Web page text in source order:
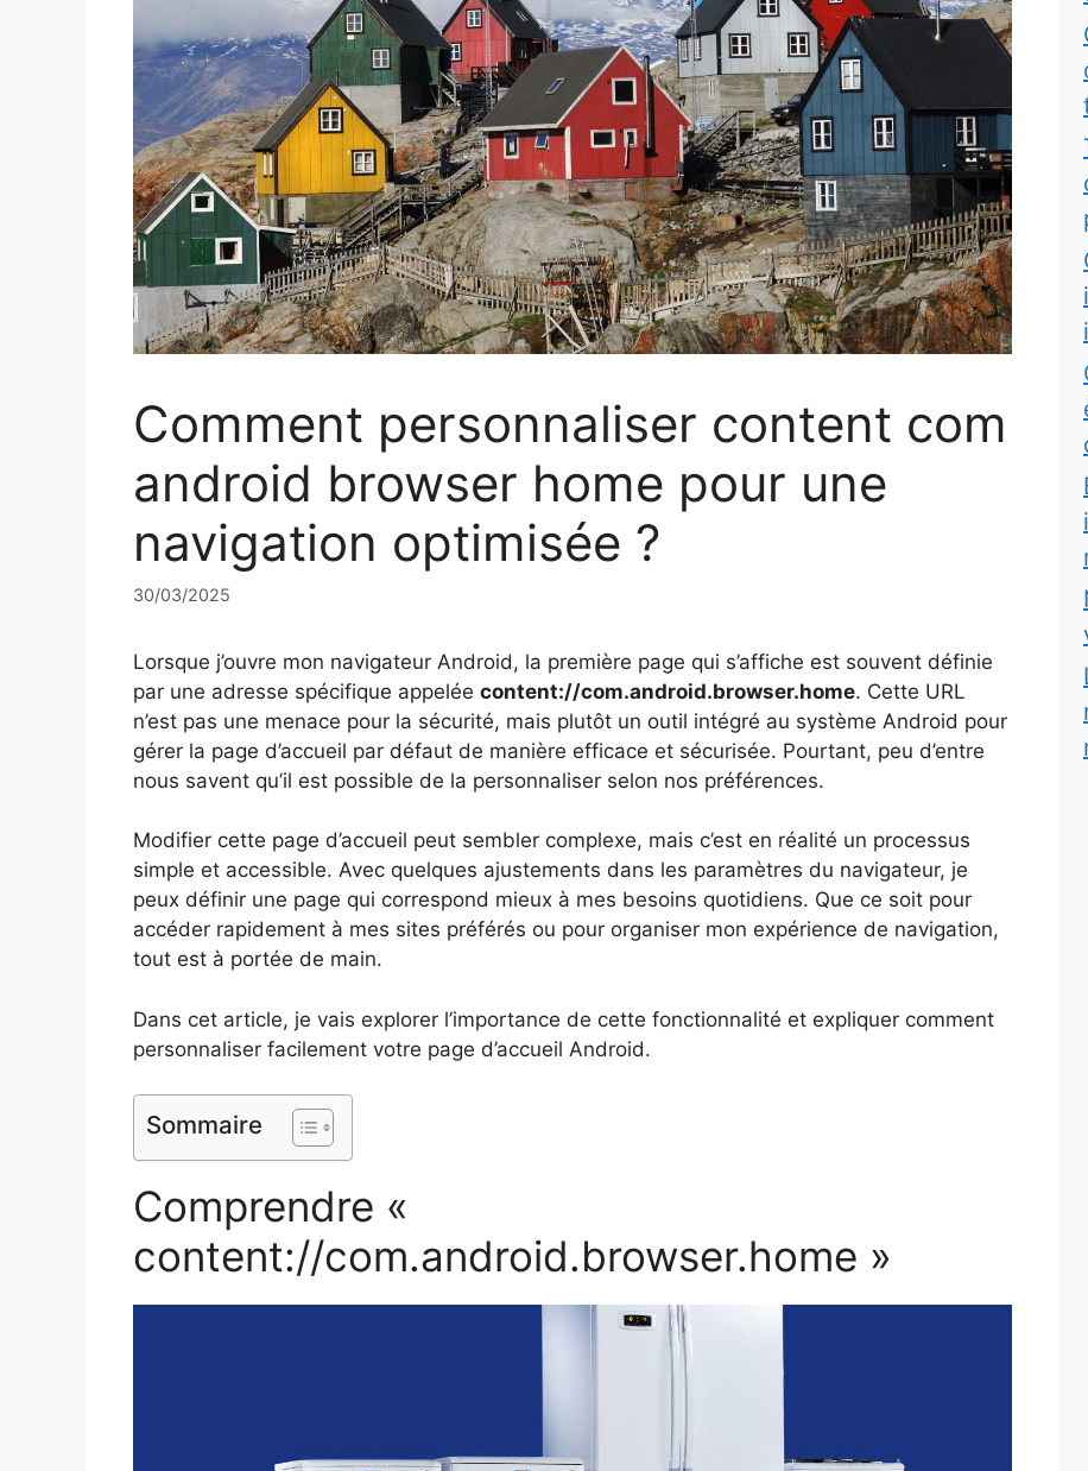
Comment personnaliser content com
android browser home pour une
navigation optimisée ?
30/03/2025
Lorsque j’ouvre mon navigateur Android, la première page qui s’affiche est souvent définie
par une adresse spécifique appelée content://com.android.browser.home. Cette URL
n’est pas une menace pour la sécurité, mais plutôt un outil intégré au système Android pour
gérer la page d’accueil par défaut de manière efficace et sécurisée. Pourtant, peu d’entre
nous savent qu’il est possible de la personnaliser selon nos préférences.
Modifier cette page d’accueil peut sembler complexe, mais c’est en réalité un processus
simple et accessible. Avec quelques ajustements dans les paramètres du navigateur, je
peux définir une page qui correspond mieux à mes besoins quotidiens. Que ce soit pour
accéder rapidement à mes sites préférés ou pour organiser mon expérience de navigation,
tout est à portée de main.
Dans cet article, je vais explorer l’importance de cette fonctionnalité et expliquer comment
personnaliser facilement votre page d’accueil Android.
Sommaire
Comprendre «
content://com.android.browser.home »